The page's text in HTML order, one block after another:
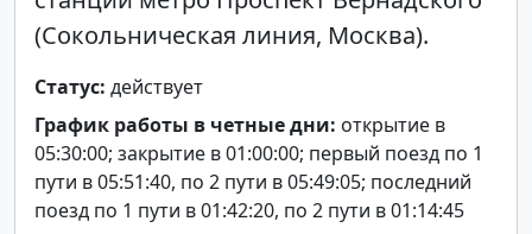
(Сокольническая линия, Москва).
Статус: действует
График работы в четные дни: открытие в
05:30:00; закрытие в 01:00:00; первый поезд по 1
пути в 05:51:40, по 2 пути в 05:49:05; последний
поезд по 1 пути в 01:42:20, по 2 пути в 01:14:45